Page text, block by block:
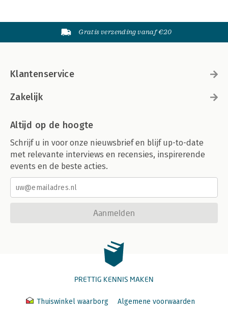
Gratis verzending vanaf €20
Klantenservice
Zakelijk
Altijd op de hoogte
Schrijf u in voor onze nieuwsbrief en blijf up-to-date
met relevante interviews en recensies, inspirerende
events en de beste acties.
Aanmelden
PRETTIG KENNIS MAKEN
Thuiswinkel waarborg Algemene voorwaarden